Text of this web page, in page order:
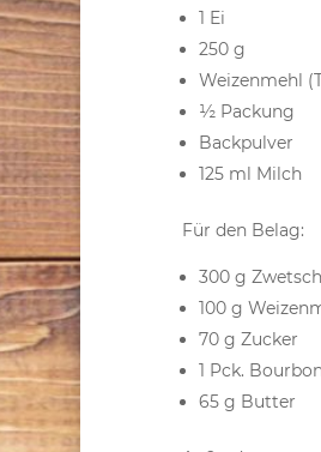
1 Ei
250 g
Weizenmehl
½ Packung
Backpulver
125 ml Milch
Für den Belag:
300 g
100 g
70 g Zucker
1 Pck.
65 g Butter